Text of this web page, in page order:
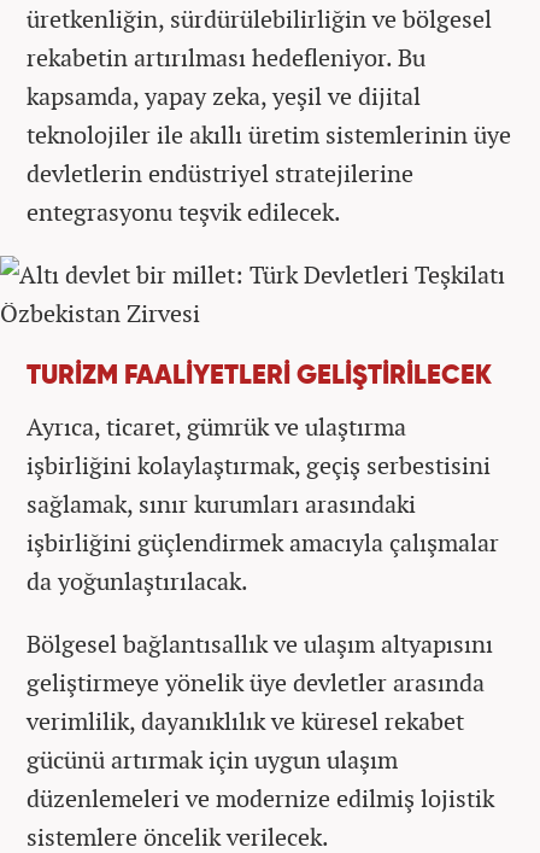
üretkenliğin, sürdürülebilirliğin ve bölgesel
rekabetin artırılması hedefleniyor. Bu
kapsamda, yapay zeka, yeşil ve dijital
teknolojiler ile akıllı üretim sistemlerinin üye
devletlerin endüstriyel stratejilerine
entegrasyonu teşvik edilecek.
TURİZM FAALİYETLERİ GELİŞTİRİLECEK
Ayrıca, ticaret, gümrük ve ulaştırma
işbirliğini kolaylaştırmak, geçiş serbestisini
sağlamak, sınır kurumları arasındaki
işbirliğini güçlendirmek amacıyla çalışmalar
da yoğunlaştırılacak.
Bölgesel bağlantısallık ve ulaşım altyapısını
geliştirmeye yönelik üye devletler arasında
verimlilik, dayanıklılık ve küresel rekabet
gücünü artırmak için uygun ulaşım
düzenlemeleri ve modernize edilmiş lojistik
sistemlere öncelik verilecek.